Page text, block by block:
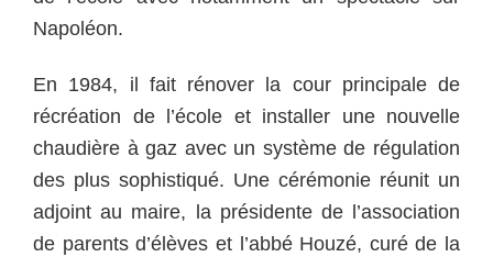
Napoléon.
En 1984, il fait rénover la cour principale de
récréation de l’école et installer une nouvelle
chaudière à gaz avec un système de régulation
des plus sophistiqué. Une cérémonie réunit un
adjoint au maire, la présidente de l’association
de parents d’élèves et l’abbé Houzé, curé de la